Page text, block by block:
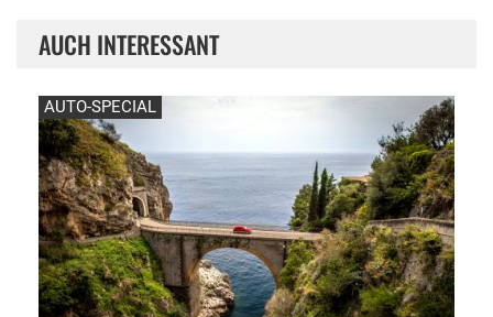
AUCH INTERESSANT
AUTO-SPECIAL